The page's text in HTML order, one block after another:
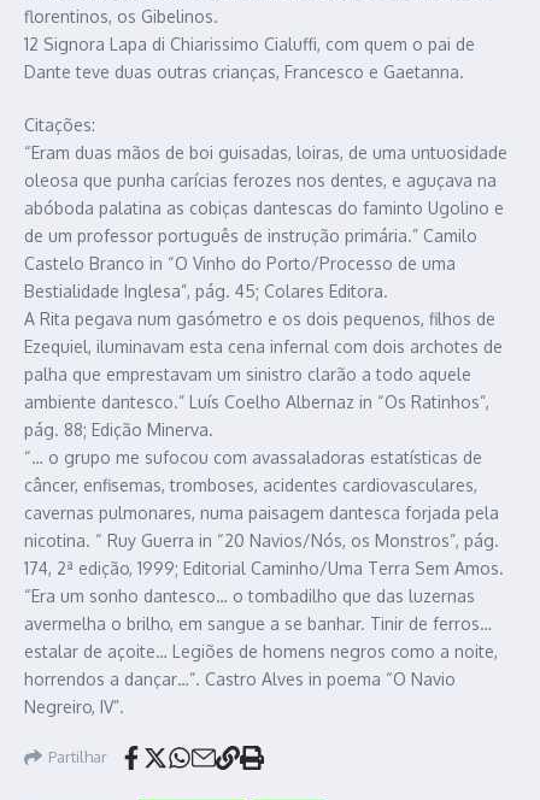
florentinos, os Gibelinos.
12 Signora Lapa di Chiarissimo Cialuffi, com quem o pai de
Dante teve duas outras crianças, Francesco e Gaetanna.
Citações:
“Eram duas mãos de boi guisadas, loiras, de uma untuosidade
oleosa que punha carícias ferozes nos dentes, e aguçava na
abóboda palatina as cobiças dantescas do faminto Ugolino e
de um professor português de instrução primária.” Camilo
Castelo Branco in “O Vinho do Porto/Processo de uma
Bestialidade Inglesa”, pág. 45; Colares Editora.
A Rita pegava num gasómetro e os dois pequenos, filhos de
Ezequiel, iluminavam esta cena infernal com dois archotes de
palha que emprestavam um sinistro clarão a todo aquele
ambiente dantesco.” Luís Coelho Albernaz in “Os Ratinhos”,
pág. 88; Edição Minerva.
“… o grupo me sufocou com avassaladoras estatísticas de
câncer, enfisemas, tromboses, acidentes cardiovasculares,
cavernas pulmonares, numa paisagem dantesca forjada pela
nicotina. “ Ruy Guerra in “20 Navios/Nós, os Monstros”, pág.
174, 2ª edição, 1999; Editorial Caminho/Uma Terra Sem Amos.
“Era um sonho dantesco… o tombadilho que das luzernas
avermelha o brilho, em sangue a se banhar. Tinir de ferros…
estalar de açoite… Legiões de homens negros como a noite,
horrendos a dançar…”. Castro Alves in poema “O Navio
Negreiro, IV”.
Partilhar